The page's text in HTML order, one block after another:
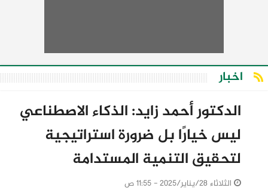
اخبار
الدكتور أحمد زايد: الذكاء الاصطناعي
ليس خيارًا بل ضرورة استراتيجية
لتحقيق التنمية المستدامة
الثلاثاء 28/يناير/2025 - 11:55 ص